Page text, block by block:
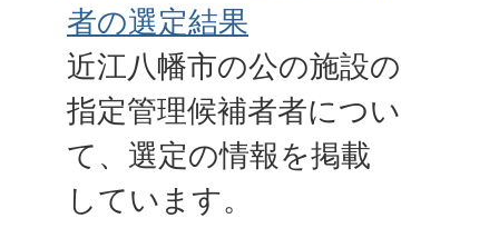
者の選定結果
近江八幡市の公の施設の
指定管理候補者者につい
て、選定の情報を掲載
しています。